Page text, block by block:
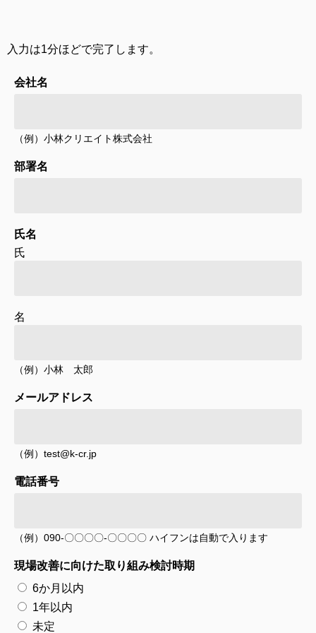
入力は1分ほどで完了します。
会社名
（例）小林クリエイト株式会社
部署名
氏名
（例）小林 太郎
メールアドレス
（例）test@k-cr.jp
電話番号
（例）090-〇〇〇〇-〇〇〇〇 ハイフンは自動で入ります
現場改善に向けた取り組み検討時期
6か月以内
1年以内
未定